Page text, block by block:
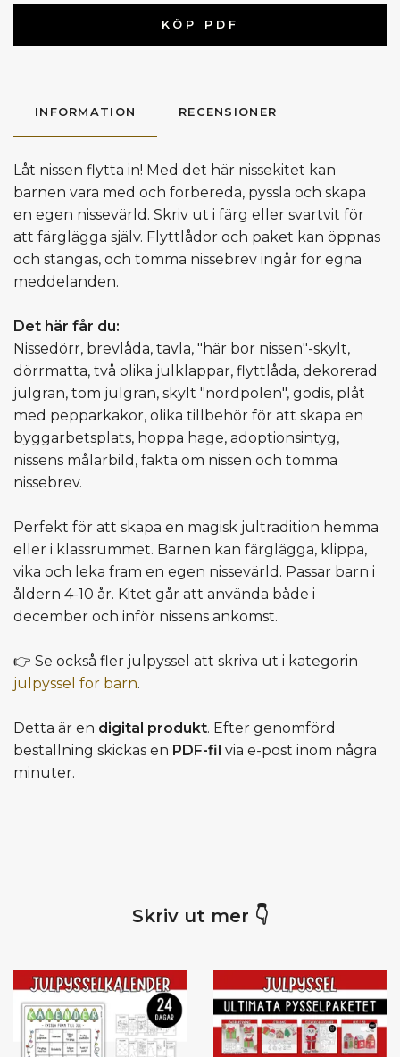
KÖP PDF
INFORMATION RECENSIONER
Låt nissen flytta in! Med det här nissekitet kan
barnen vara med och förbereda, pyssla och skapa
en egen nissevärld. Skriv ut i färg eller svartvit för
att färglägga själv. Flyttlådor och paket kan öppnas
och stängas, och tomma nissebrev ingår för egna
meddelanden.
Det här får du:
Nissedörr, brevlåda, tavla, "här bor nissen"-skylt,
dörrmatta, två olika julklappar, flyttlåda, dekorerad
julgran, tom julgran, skylt "nordpolen", godis, plåt
med pepparkakor, olika tillbehör för att skapa en
byggarbetsplats, hoppa hage, adoptionsintyg,
nissens målarbild, fakta om nissen och tomma
nissebrev.
Perfekt för att skapa en magisk jultradition hemma
eller i klassrummet. Barnen kan färglägga, klippa,
vika och leka fram en egen nissevärld. Passar barn i
åldern 4-10 år. Kitet går att använda både i
december och inför nissens ankomst.
👉 Se också fler julpyssel att skriva ut i kategorin
julpyssel för barn.
Detta är en digital produkt. Efter genomförd
beställning skickas en PDF-fil via e-post inom några
minuter.